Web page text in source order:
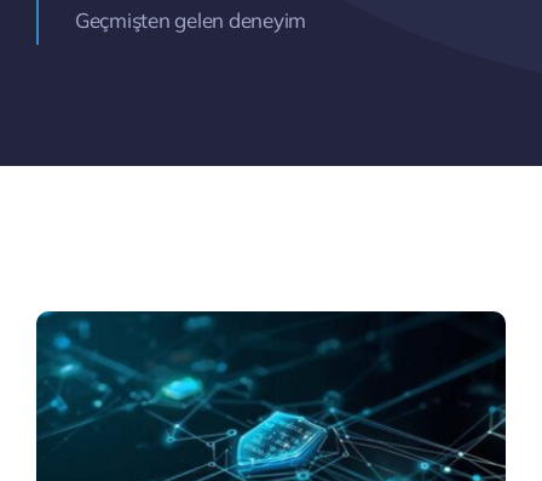
Geçmişten gelen deneyim